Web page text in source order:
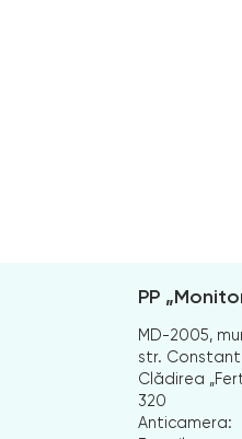
PP
MD-2005,
str.
Clădirea
320
Anticamera: